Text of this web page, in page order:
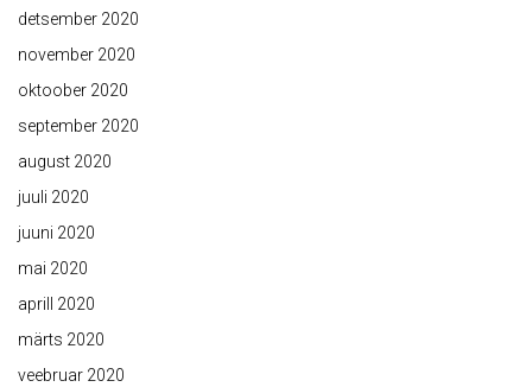
detsember 2020
november 2020
oktoober 2020
september 2020
august 2020
juuli 2020
juuni 2020
mai 2020
aprill 2020
märts 2020
veebruar 2020